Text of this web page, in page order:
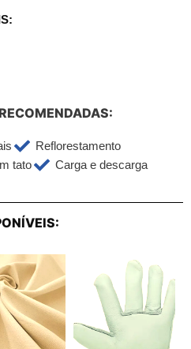
Reflorestamento
tato
Carga e descarga